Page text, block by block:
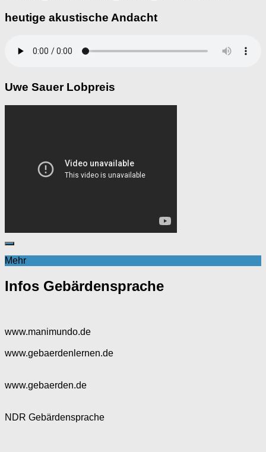
heutige akustische Andacht
Uwe Sauer Lobpreis
Mehr
Infos Gebärdensprache
www.manimundo.de
www.gebaerdenlernen.de
www.gebaerden.de
NDR Gebärdensprache